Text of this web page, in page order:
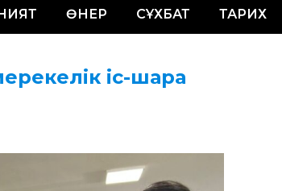
ӨНЕР СҰХБАТ ТАРИХ
іс-шара